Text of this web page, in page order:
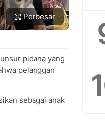
Perbesar
pidana yang
pelanggan
sebagai anak